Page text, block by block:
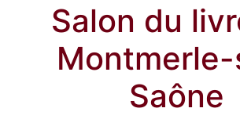
Salon du
Saône